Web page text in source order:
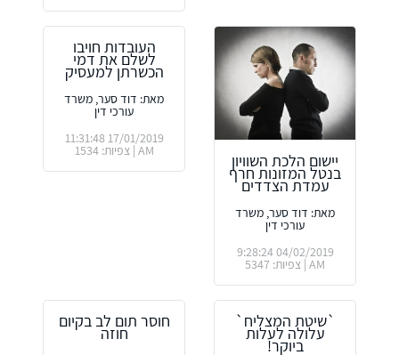
יישום הלכת השוויון
בנטל המזונות חרף
עמדת הצדדים
מאת: דוד סער, משרד
עורכי דין
04/02/2019 9:28:24
AM | צפיות: 5347
העובדות חויבו
לשלם את דמי
הכשרתן למעסיק
מאת: דוד סער, משרד
עורכי דין
17/01/2019 11:31:48
AM | צפיות: 1534
`שיטת המצליח`
עלולה לעלות
ביוקר!
חוסר תום לב בקיום
חוזה